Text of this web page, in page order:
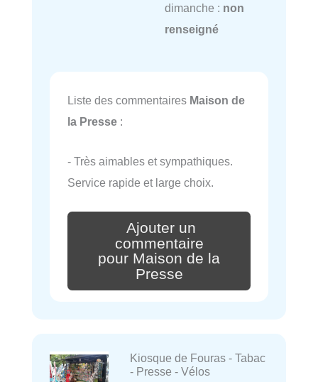
dimanche : non
renseigné
Liste des commentaires Maison de
la Presse :
- Très aimables et sympathiques.
Service rapide et large choix.
Ajouter un
commentaire
pour Maison de la
Presse
Kiosque de Fouras - Tabac
- Presse - Vélos